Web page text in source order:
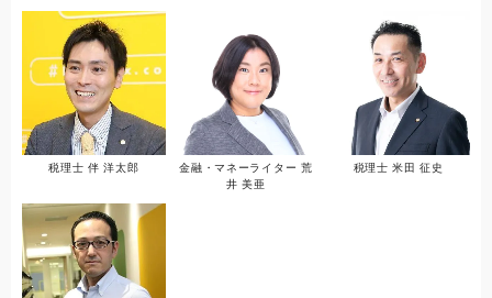
税理士 伴 洋太郎
金融・マネーライター 荒
井 美亜
税理士 米田 征史